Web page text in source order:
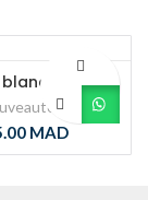
oiseau
MAD